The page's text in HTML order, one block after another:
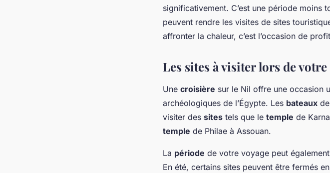
significativement. C’est une période moins
peuvent rendre les visites de sites
affronter la chaleur, c’est l’occasion de
Les sites à visiter lors de
Une croisière sur le Nil offre une occasion
archéologiques de l’Égypte. Les bateaux
visiter des sites tels que le temple de
temple de Philae à Assouan.
La période de votre voyage peut
En été, certains sites peuvent être fermés